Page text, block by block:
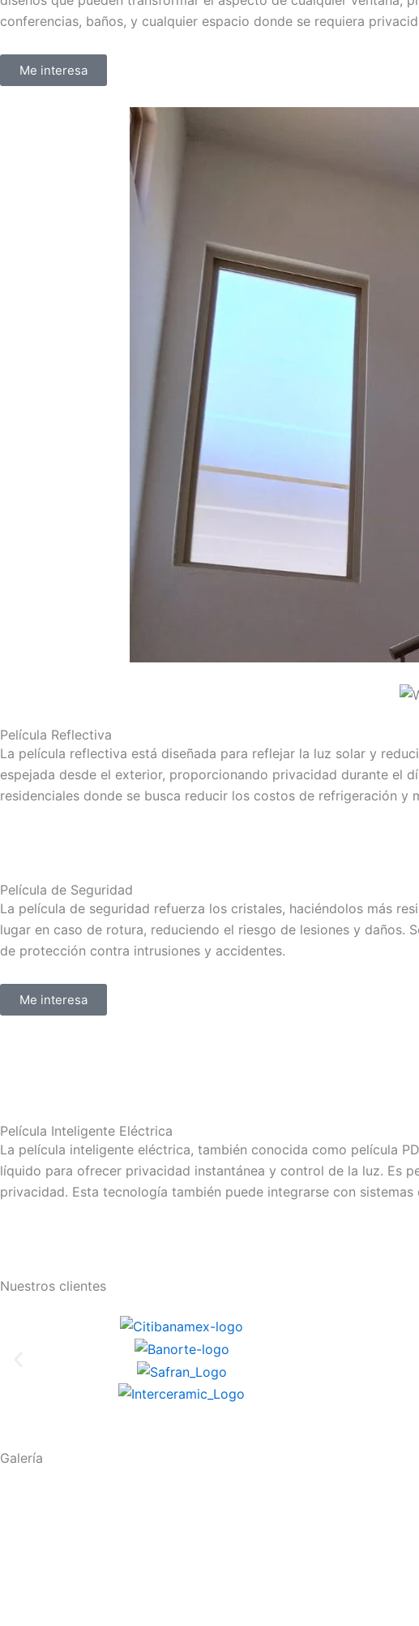
conferencias, baños, y cualquier espacio donde se requiera
Me interesa
Película Reflectiva
La película reflectiva está diseñada para reflejar la luz solar y
espejada desde el exterior, proporcionando privacidad durante el
residenciales donde se busca reducir los costos de refrigeración y
Película de Seguridad
La película de seguridad refuerza los cristales, haciéndolos más
lugar en caso de rotura, reduciendo el riesgo de lesiones y daños.
de protección contra intrusiones y accidentes.
Me interesa
Película Inteligente Eléctrica
La película inteligente eléctrica, también conocida como película
líquido para ofrecer privacidad instantánea y control de la luz. Es
privacidad. Esta tecnología también puede integrarse con
Nuestros clientes
Galería